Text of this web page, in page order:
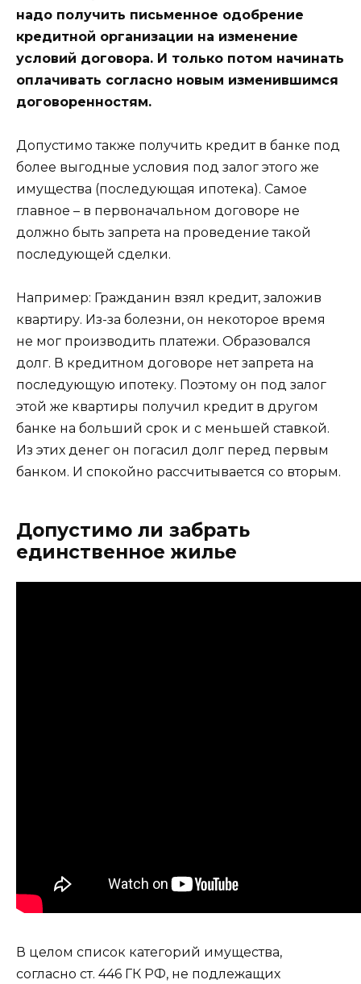
надо получить письменное одобрение
кредитной организации на изменение
условий договора. И только потом начинать
оплачивать согласно новым изменившимся
договоренностям.
Допустимо также получить кредит в банке под
более выгодные условия под залог этого же
имущества (последующая ипотека). Самое
главное – в первоначальном договоре не
должно быть запрета на проведение такой
последующей сделки.
Например: Гражданин взял кредит, заложив
квартиру. Из-за болезни, он некоторое время
не мог производить платежи. Образовался
долг. В кредитном договоре нет запрета на
последующую ипотеку. Поэтому он под залог
этой же квартиры получил кредит в другом
банке на больший срок и с меньшей ставкой.
Из этих денег он погасил долг перед первым
банком. И спокойно рассчитывается со вторым.
Допустимо ли забрать
единственное жилье
В целом список категорий имущества,
согласно ст. 446 ГК РФ, не подлежащих